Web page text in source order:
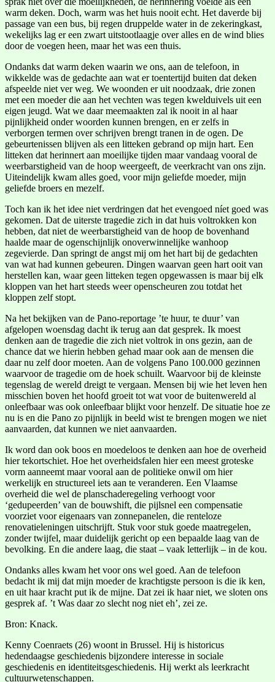
warm deken. Doch, warm was het huis nooit echt. Het daverde bij
passage van een bus, bij regen druppelde water in de zekeringkast,
wekelijks lag er een zwart uitstootlaagje over alles en de wind blies
door de voegen heen, maar het was een thuis.
Ondanks dat warm deken waarin we ons, aan de telefoon, in
wikkelde was de gedachte aan wat er toentertijd buiten dat deken
afspeelde niet ver weg. We woonden er uit noodzaak, drie zonen
met een moeder die aan het vechten was tegen kwelduivels uit een
eigen jeugd. Wat we daar meemaakten zal ik nooit in al haar
pijnlijkheid onder woorden kunnen brengen, en er zelfs in
verborgen termen over schrijven brengt tranen in de ogen. De
gebeurtenissen blijven als een litteken gebrand op mijn hart. Een
litteken dat herinnert aan moeilijke tijden maar vandaag vooral de
weerbarstigheid van de hoop weergeeft, de veerkracht van ons zijn.
Uiteindelijk kwam alles goed, voor mijn geliefde moeder, mijn
geliefde broers en mezelf.
Toch kan ik het idee niet verdringen dat het evengoed níet goed was
gekomen. Dat de uiterste tragedie zich in dat huis voltrokken kon
hebben, dat niet de weerbarstigheid van de hoop de bovenhand
haalde maar de ogenschijnlijk onoverwinnelijke wanhoop
zegevierde. Dan springt de angst mij om het hart bij de gedachten
van wat had kunnen gebeuren. Dingen waarvan geen hart ooit van
herstellen kan, waar geen litteken tegen opgewassen is maar bij elk
kloppen van het hart steeds weer openscheuren zou totdat het
kloppen zelf stopt.
Na het bekijken van de Pano-reportage ’te huur, te duur’ van
afgelopen woensdag dacht ik terug aan dat gesprek. Ik moest
denken aan de tragedie die zich niet voltrok in ons gezin, aan de
chance dat we hierin hebben gehad maar ook aan de mensen die
daar nu zelf door moeten. Aan de volgens Pano 100.000 gezinnen
waarvoor de tragedie om de hoek schuilt. Waarvoor bij de kleinste
tegenslag de wereld dreigt te vergaan. Mensen bij wie het leven hen
misschien boven het hoofd groeit tot wat voor de buitenwereld al
onleefbaar was ook onleefbaar blijkt voor henzelf. De situatie hoe ze
nu is en die Pano zo pijnlijk in beeld wist te brengen mogen we niet
aanvaarden, dat kunnen we niet aanvaarden.
Ik word dan ook boos en moedeloos te denken aan hoe de overheid
hier tekortschiet. Hoe het overheidsfalen hier een meest groteske
vorm aanneemt maar vooral aan de politieke onwil om hier
werkelijk en structureel iets aan te veranderen. Een Vlaamse
overheid die wel de planschaderegeling verhoogt voor
‘gedupeerden’ van de bouwshift, die pijlsnel een compensatie
voorziet voor eigenaars van zonnepanelen, die renteloze
renovatieleningen uitschrijft. Stuk voor stuk goede maatregelen,
zonder twijfel, maar duidelijk gericht op een bepaalde laag van de
bevolking. En die andere laag, die staat – vaak letterlijk – in de kou.
Ondanks alles kwam het voor ons wel goed. Aan de telefoon
bedacht ik mij dat mijn moeder de krachtigste persoon is die ik ken,
en uit haar kracht put ik de mijne. Dat zei ik haar niet, we sloten ons
gesprek af. ’t Was daar zo slecht nog niet eh’, zei ze.
Bron: Knack.
Kenny Coenraets (26) woont in Brussel. Hij is historicus
hedendaagse geschiedenis bijzondere interesse in sociale
geschiedenis en identiteitsgeschiedenis. Hij werkt als leerkracht
cultuurwetenschappen.